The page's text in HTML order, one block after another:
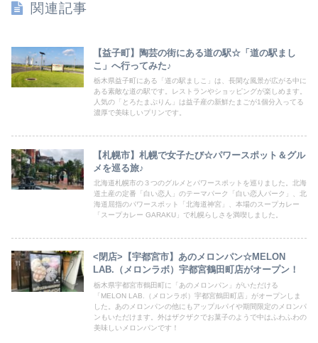
関連記事
【益子町】陶芸の街にある道の駅☆「道の駅まし
こ」へ行ってみた♪
栃木県益子町にある「道の駅ましこ」は、長閑な風景が広がる中に
ある素敵な道の駅です。レストランやショッピングが楽しめます。
人気の「とろたまぷりん」は益子産の新鮮たまごが1個分入ってる
濃厚で美味しいプリンです。
【札幌市】札幌で女子たび☆パワースポット＆グル
メを巡る旅♪
北海道札幌市の３つのグルメとパワースポットを巡りました。北海
道土産の定番「白い恋人」のテーマパーク「白い恋人パーク」、北
海道屈指のパワースポット「北海道神宮」、本場のスープカレー
「スープカレー GARAKU」で札幌らしさを満喫しました。
<閉店>【宇都宮市】あのメロンパン☆MELON
LAB.（メロンラボ）宇都宮鶴田町店がオープン！
栃木県宇都宮市鶴田町に「あのメロンパン」がいただける
「MELON LAB.（メロンラボ）宇都宮鶴田町店」がオープンしま
した。あのメロンパンの他にもアップルパイや期間限定のメロンパ
ンもいただけます。外はザクザクでお菓子のようで中はふわふわの
美味しいメロンパンです！